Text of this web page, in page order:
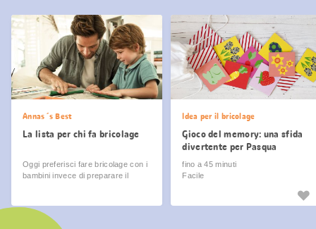
Annas´s Best
La lista per chi fa bricolage
Oggi preferisci fare bricolage con i
bambini invece di preparare il
Idea per il bricolage
Gioco del memory: una sfida
divertente per Pasqua
fino a 45 minuti
Facile